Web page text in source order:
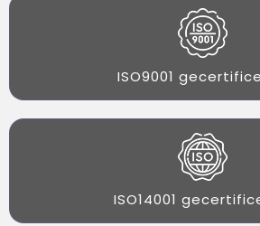
ISO9001
ISO14001